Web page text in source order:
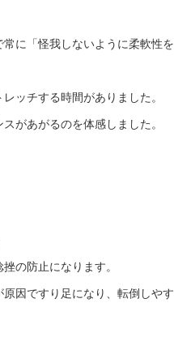
に「怪我しないように柔軟性を
ッチする時間がありました。
があがるのを体感しました。
の防止になります。
因ですり足になり、転倒しやす